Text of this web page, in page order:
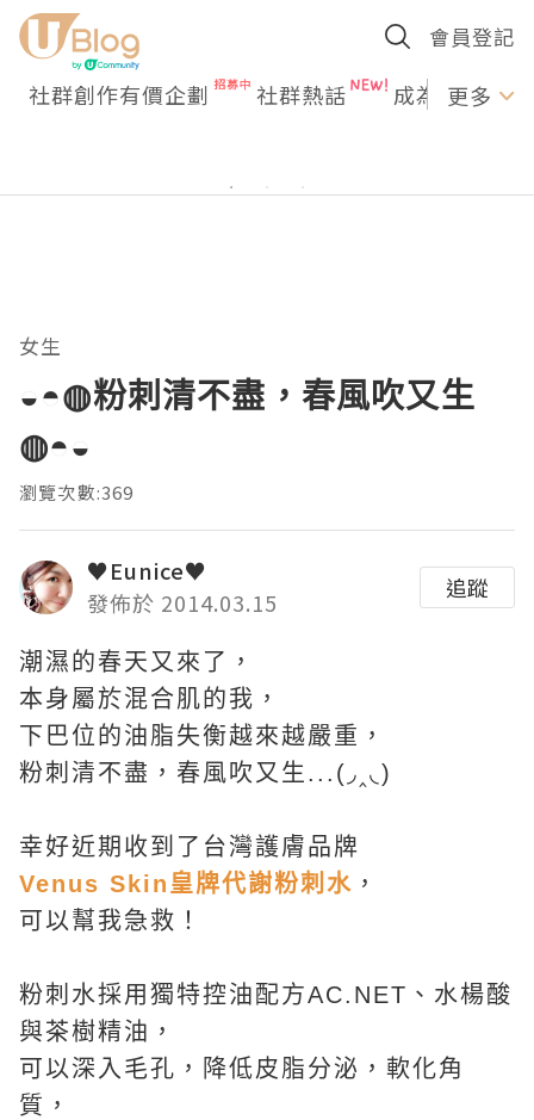
會員登記
社群創作有價企劃 社群熱話 成為U更多
女生
◒◓◍粉刺清不盡，春風吹又生
◍◓◒
瀏覽次數:369
♥Eunice♥
發佈於 2014.03.15
追蹤
潮濕的春天又來了，
本身屬於混合肌的我，
下巴位的油脂失衡越來越嚴重，
粉刺清不盡，春風吹又生...(◞‸◟)
幸好近期收到了台灣護膚品牌
Venus Skin皇牌代謝粉刺水 ，
可以幫我急救！
粉刺水採用獨特控油配方AC.NET、水楊酸
與茶樹精油，
可以深入毛孔，降低皮脂分泌，軟化角
質，